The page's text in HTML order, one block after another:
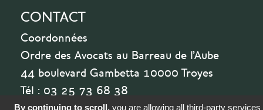
CONTACT
Coordonnées
Ordre des Avocats au Barreau de l'Aube
44 boulevard Gambetta 10000 Troyes
Tél : 03 25 73 68 38
By continuing to scroll, you are allowing all third-party services